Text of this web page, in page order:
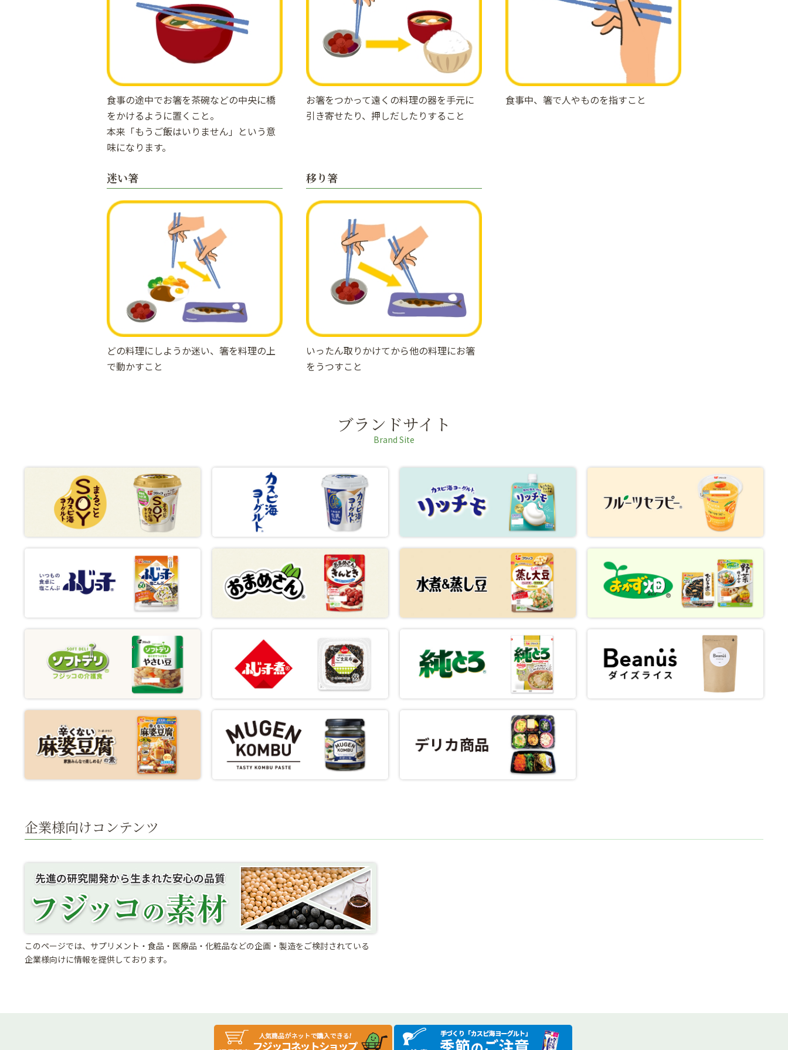
食事の途中でお箸を茶碗などの中央に橋
をかけるように置くこと。
本来「もうご飯はいりません」という意
味になります。
お箸をつかって遠くの料理の器を手元に
引き寄せたり、押しだしたりすること
食事中、箸で人やものを指すこと
迷い箸
どの料理にしようか迷い、箸を料理の上
で動かすこと
移り箸
いったん取りかけてから他の料理にお箸
をうつすこと
ブランドサイト
Brand Site
企業様向けコンテンツ
このページでは、サプリメント・食品・医療品・化粧品などの企画・製造をご検討されている
企業様向けに情報を提供しております。